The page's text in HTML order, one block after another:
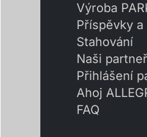
Výroba
Příspěvky
Stahování
Naši
Přihlášení
Ahoj
FAQ